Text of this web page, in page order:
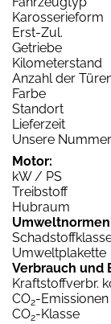
Karosserieform
Erst-Zul.
Getriebe
Kilometerstand
Anzahl der
Farbe
Standort
Lieferzeit
Unsere Nummer
Motor:
kW / PS
Treibstoff
Hubraum
Umweltplakette
Verbrauch und
Kraftstoffverbr.
CO2-
CO2-Klasse